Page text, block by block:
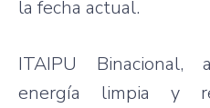
la fecha actual.
ITAIPU Binacional,
energía limpia y